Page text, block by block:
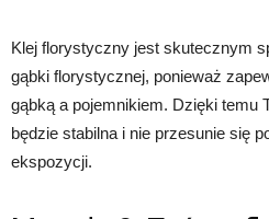
Klej florystyczny jest skutecznym
gąbki florystycznej, ponieważ
gąbką a pojemnikiem. Dzięki temu
będzie stabilna i nie przesunie się
ekspozycji.